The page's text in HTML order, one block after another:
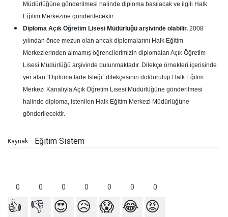
Müdürlüğüne gönderilmesi halinde diploma basılacak ve ilgili Halk
Eğitim Merkezine gönderilecektir.
Diploma Açık Öğretim Lisesi Müdürlüğü arşivinde olabilir. 2008
yılından önce mezun olan ancak diplomalarını Halk Eğitim
Merkezlerinden almamış öğrencilerimizin diplomaları Açık Öğretim
Lisesi Müdürlüğü arşivinde bulunmaktadır. Dilekçe örnekleri içerisinde
yer alan “Diploma İade İsteği” dilekçesinin doldurulup Halk Eğitim
Merkezi Kanalıyla Açık Öğretim Lisesi Müdürlüğüne gönderilmesi
halinde diploma, istenilen Halk Eğitim Merkezi Müdürlüğüne
gönderilecektir.
Kaynak: Eğitim Sistem
0 0 0 0 0 0 0
👍 👎 😍 😥 😱 😂 😡